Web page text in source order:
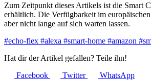
Zum Zeitpunkt dieses Artikels ist die Smart
erhältlich. Die Verfügbarkeit im
aber nicht lange auf sich warten lassen.
#echo-flex #alexa #smart-home #amazon
Hat dir der Artikel gefallen? Teile ihn!
Facebook
Twitter WhatsApp